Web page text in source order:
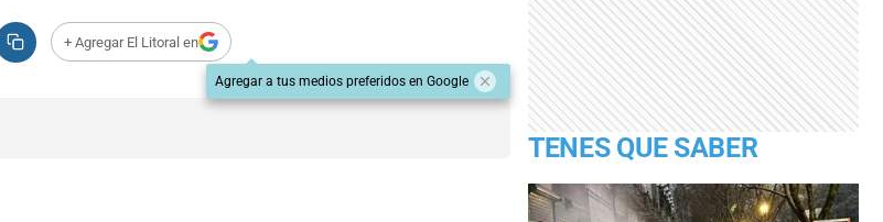
+ Agregar El Litoral en
Agregar a tus medios preferidos en Google
TENES QUE SABER